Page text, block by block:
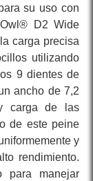
su uso con
D2 Wide
carga precisa
utilizando
9 dientes de
ancho de 7,2
carga de las
de este peine
y
rendimiento.
para manejar